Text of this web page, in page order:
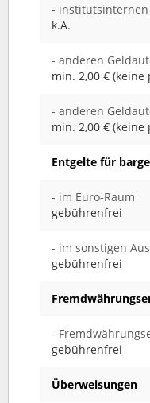
-
k.A.
- anderen
min. 2,00 €
- anderen
min. 2,00 €
Entgelte für
- im Euro-Raum
gebührenfrei
- im sonstigen
gebührenfrei
-
gebührenfrei
Überweisungen